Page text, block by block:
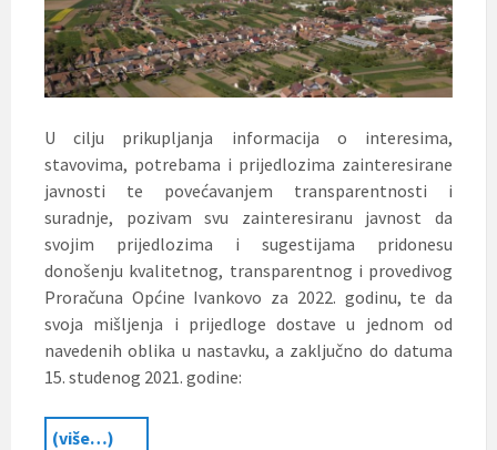
U cilju prikupljanja informacija o interesima,
stavovima, potrebama i prijedlozima zainteresirane
javnosti te povećavanjem transparentnosti i
suradnje, pozivam svu zainteresiranu javnost da
svojim prijedlozima i sugestijama pridonesu
donošenju kvalitetnog, transparentnog i provedivog
Proračuna Općine Ivankovo za 2022. godinu, te da
svoja mišljenja i prijedloge dostave u jednom od
navedenih oblika u nastavku, a zaključno do datuma
15. studenog 2021. godine:
(više…)